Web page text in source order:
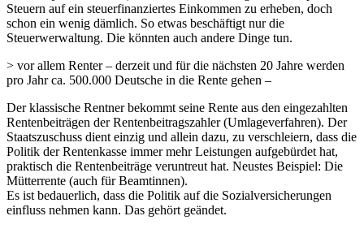
Steuern auf ein steuerfinanziertes Einkommen zu erheben, doch
schon ein wenig dämlich. So etwas beschäftigt nur die
Steuerwerwaltung. Die könnten auch andere Dinge tun.
> vor allem Renter – derzeit und für die nächsten 20 Jahre werden
pro Jahr ca. 500.000 Deutsche in die Rente gehen –
Der klassische Rentner bekommt seine Rente aus den eingezahlten
Rentenbeiträgen der Rentenbeitragszahler (Umlageverfahren). Der
Staatszuschuss dient einzig und allein dazu, zu verschleiern, dass die
Politik der Rentenkasse immer mehr Leistungen aufgebürdet hat,
praktisch die Rentenbeiträge veruntreut hat. Neustes Beispiel: Die
Mütterrente (auch für Beamtinnen).
Es ist bedauerlich, dass die Politik auf die Sozialversicherungen
einfluss nehmen kann. Das gehört geändet.